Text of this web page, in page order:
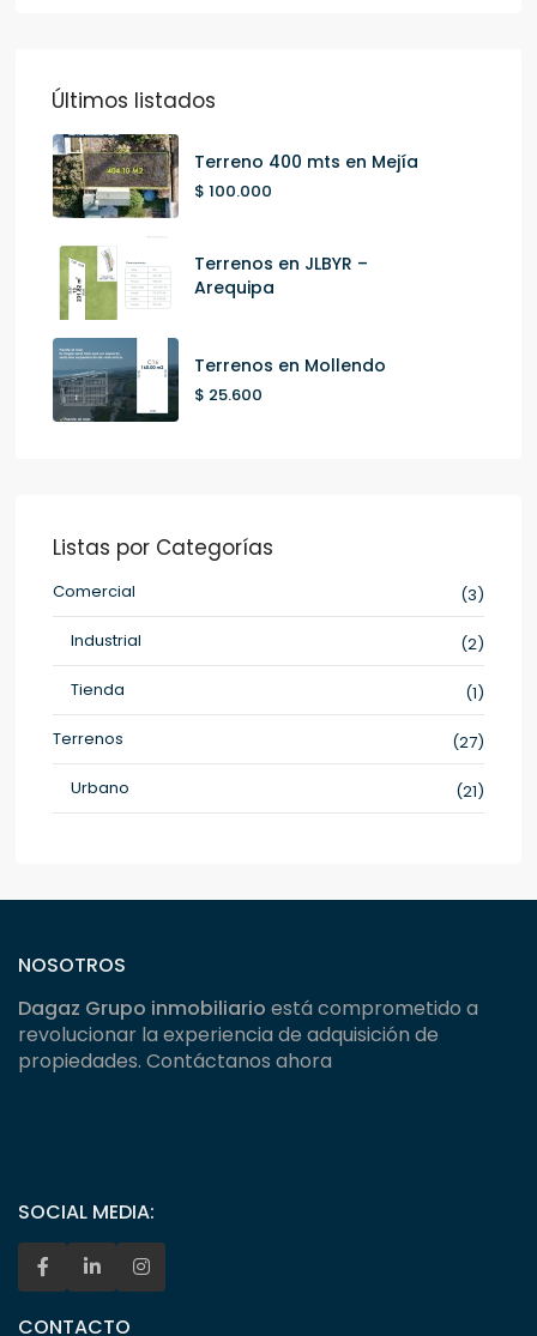
Últimos listados
Terreno 400 mts en Mejía
$ 100.000
Terrenos en JLBYR –
Arequipa
Terrenos en Mollendo
$ 25.600
Listas por Categorías
Comercial
(3)
Industrial
(2)
Tienda
(1)
Terrenos
(27)
Urbano
(21)
NOSOTROS
Dagaz Grupo inmobiliario está comprometido a
revolucionar la experiencia de adquisición de
propiedades. Contáctanos ahora
SOCIAL MEDIA:
CONTACTO